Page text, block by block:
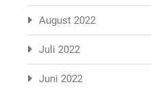
August 2022
Juli 2022
Juni 2022